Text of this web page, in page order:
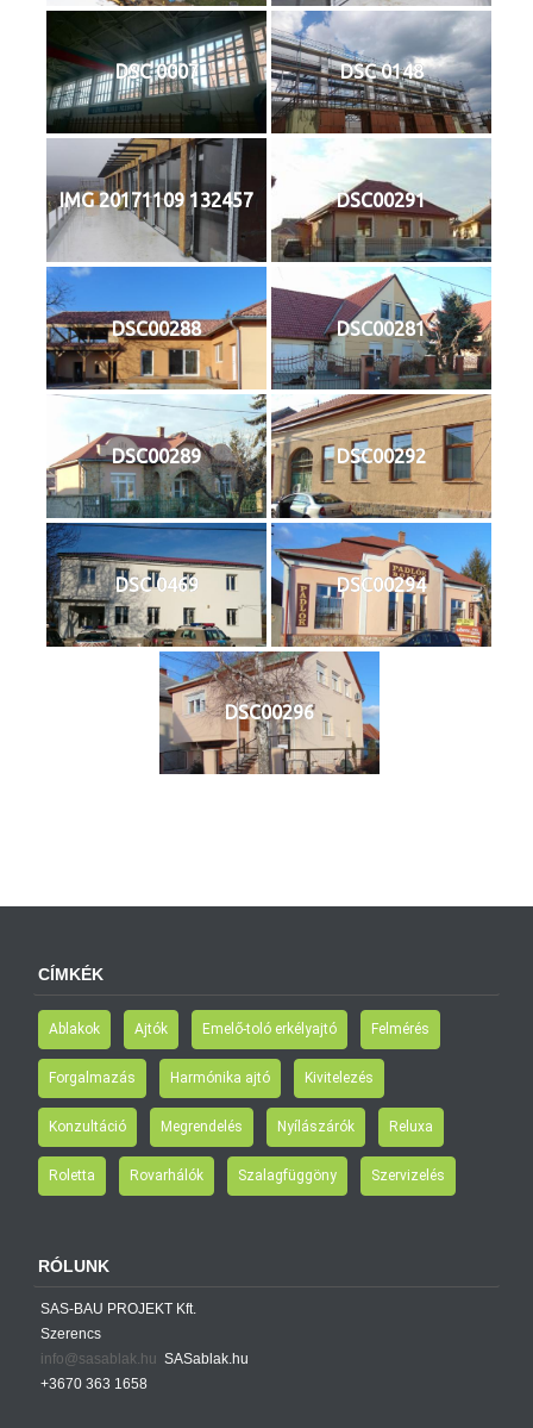
DSC 0007 DSC 0148
IMG 20171109 132457 DSC00291
DSC00288 DSC00281
DSC00289 DSC00292
DSC 0469 DSC00294
DSC00296
CÍMKÉK
Ablakok Ajtók Emelő-toló erkélyajtó Felmérés
Forgalmazás Harmónika ajtó Kivitelezés
Konzultáció Megrendelés Nyílászárók Reluxa
Roletta Rovarhálók Szalagfüggöny Szervizelés
RÓLUNK
SAS-BAU PROJEKT Kft.
Szerencs
info@sasablak.hu SASablak.hu
+3670 363 1658